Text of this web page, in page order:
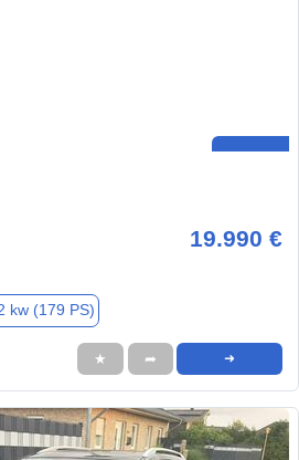
19.990 €
kw (179 PS)
★ ➦ ➜